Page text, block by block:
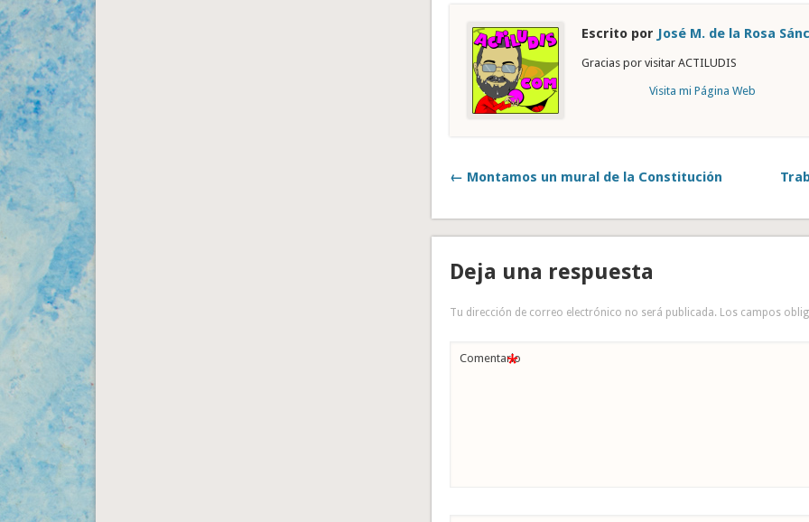
Escrito por José M. de la Rosa
Gracias por visitar ACTILUDIS
Visita mi Página Web
← Montamos un mural de la Constitución
Deja una respuesta
Tu dirección de correo electrónico no será publicada. Los campos
Comentario
*